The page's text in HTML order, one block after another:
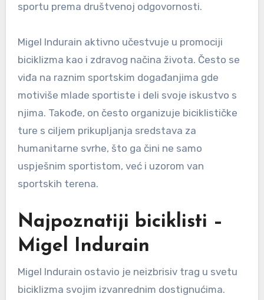
sportu prema društvenoj odgovornosti.
Migel Indurain aktivno učestvuje u promociji
biciklizma kao i zdravog načina života. Često se
viđa na raznim sportskim događanjima gde
motiviše mlade sportiste i deli svoje iskustvo s
njima. Takođe, on često organizuje biciklističke
ture s ciljem prikupljanja sredstava za
humanitarne svrhe, što ga čini ne samo
uspješnim sportistom, već i uzorom van
sportskih terena.
Najpoznatiji biciklisti –
Migel Indurain
Migel Indurain ostavio je neizbrisiv trag u svetu
biciklizma svojim izvanrednim dostignućima.